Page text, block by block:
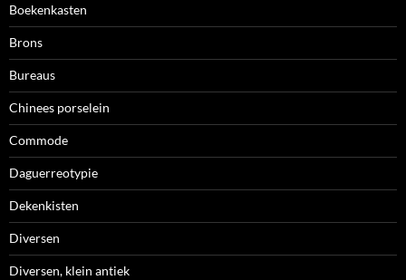
Boekenkasten
Brons
Bureaus
Chinees porselein
Commode
Daguerreotypie
Dekenkisten
Diversen
Diversen, klein antiek